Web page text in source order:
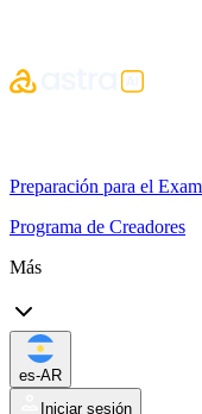
Preparación para el
Programa de Creadores
Más
es-AR
Iniciar sesión